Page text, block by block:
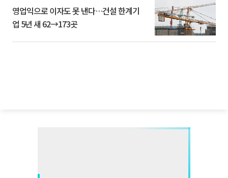
영업익으로 이자도 못 낸다…건설 한계기
업 5년 새 62→173곳